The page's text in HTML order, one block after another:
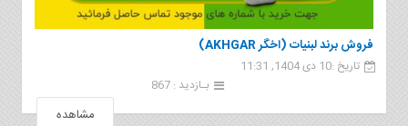
فروش برند لبنیات (اخگر AKHGAR)
تاریخ :10 دی 1404, 11:31
بـازدید : 867
مشاهده